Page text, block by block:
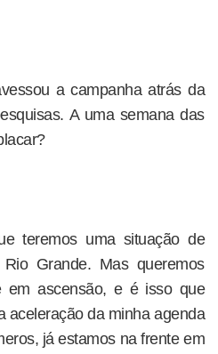
a campanha atrás da
A uma semana das
teremos uma situação de
Grande. Mas queremos
em ascensão, e é isso que
aceleração da minha agenda
já estamos na frente em